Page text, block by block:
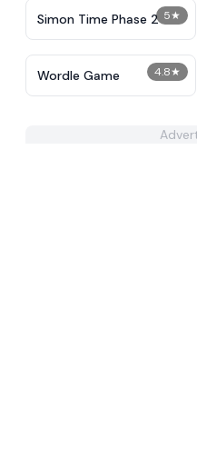
5★
Simon Time Phase 2
4.8★
Wordle Game